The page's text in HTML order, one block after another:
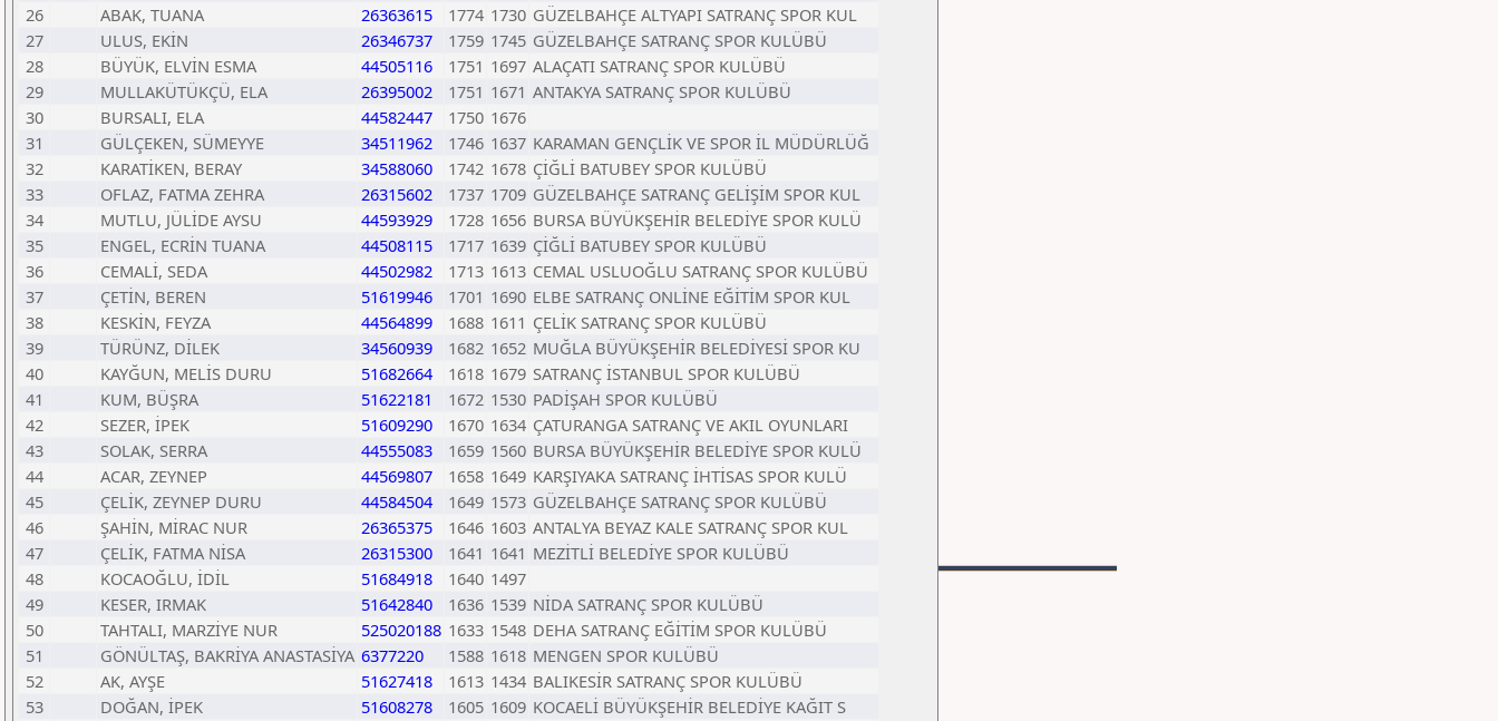
26
ABAK, TUANA 26363615 1774 1730 GÜZELBAHÇE ALTYAPI SATRANÇ SPOR KUL
27
ULUS, EKİN 26346737 1759 1745 GÜZELBAHÇE SATRANÇ SPOR KULÜBÜ
28
BÜYÜK, ELVİN ESMA 44505116 1751 1697 ALAÇATI SATRANÇ SPOR KULÜBÜ
29
MULLAKÜTÜKÇÜ, ELA 26395002 1751 1671 ANTAKYA SATRANÇ SPOR KULÜBÜ
30
BURSALI, ELA 44582447 1750 1676
31
GÜLÇEKEN, SÜMEYYE 34511962 1746 1637 KARAMAN GENÇLİK VE SPOR İL MÜDÜRLÜĞ
32
KARATİKEN, BERAY 34588060 1742 1678 ÇİĞLİ BATUBEY SPOR KULÜBÜ
33
OFLAZ, FATMA ZEHRA 26315602 1737 1709 GÜZELBAHÇE SATRANÇ GELİŞİM SPOR KUL
34
MUTLU, JÜLİDE AYSU 44593929 1728 1656 BURSA BÜYÜKŞEHİR BELEDİYE SPOR KULÜ
35
ENGEL, ECRİN TUANA 44508115 1717 1639 ÇİĞLİ BATUBEY SPOR KULÜBÜ
36
CEMALİ, SEDA 44502982 1713 1613 CEMAL USLUOĞLU SATRANÇ SPOR KULÜBÜ
37
ÇETİN, BEREN 51619946 1701 1690 ELBE SATRANÇ ONLİNE EĞİTİM SPOR KUL
38
KESKİN, FEYZA 44564899 1688 1611 ÇELİK SATRANÇ SPOR KULÜBÜ
39
TÜRÜNZ, DİLEK 34560939 1682 1652 MUĞLA BÜYÜKŞEHİR BELEDİYESİ SPOR KU
40
KAYĞUN, MELİS DURU 51682664 1618 1679 SATRANÇ İSTANBUL SPOR KULÜBÜ
41
KUM, BÜŞRA 51622181 1672 1530 PADİŞAH SPOR KULÜBÜ
42
SEZER, İPEK 51609290 1670 1634 ÇATURANGA SATRANÇ VE AKIL OYUNLARI
43
SOLAK, SERRA 44555083 1659 1560 BURSA BÜYÜKŞEHİR BELEDİYE SPOR KULÜ
44
ACAR, ZEYNEP 44569807 1658 1649 KARŞIYAKA SATRANÇ İHTİSAS SPOR KULÜ
45
ÇELİK, ZEYNEP DURU 44584504 1649 1573 GÜZELBAHÇE SATRANÇ SPOR KULÜBÜ
46
ŞAHİN, MİRAC NUR 26365375 1646 1603 ANTALYA BEYAZ KALE SATRANÇ SPOR KUL
47
ÇELİK, FATMA NİSA 26315300 1641 1641 MEZİTLİ BELEDİYE SPOR KULÜBÜ
48
KOCAOĞLU, İDİL 51684918 1640 1497
49
KESER, IRMAK 51642840 1636 1539 NİDA SATRANÇ SPOR KULÜBÜ
50
TAHTALI, MARZİYE NUR 525020188 1633 1548 DEHA SATRANÇ EĞİTİM SPOR KULÜBÜ
51
GÖNÜLTAŞ, BAKRİYA ANASTASİYA 6377220 1588 1618 MENGEN SPOR KULÜBÜ
52
AK, AYŞE 51627418 1613 1434 BALIKESİR SATRANÇ SPOR KULÜBÜ
53
DOĞAN, İPEK 51608278 1605 1609 KOCAELİ BÜYÜKŞEHİR BELEDİYE KAĞIT S